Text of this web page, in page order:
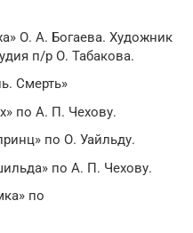
О. А. Богаева. Художник
п/р О. Табакова.
Смерть»
по А. П. Чехову.
по О. Уайльду.
по А. П. Чехову.
по